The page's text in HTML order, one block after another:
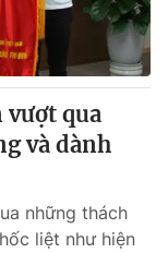
qua
và dành
những thách
liệt như hiện